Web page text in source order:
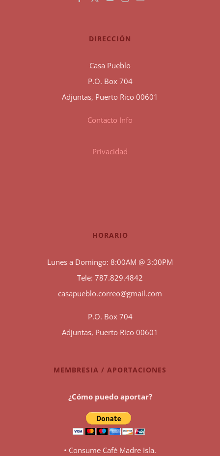
DIRECCIÓN
Casa Pueblo
P.O. Box 704
Adjuntas, Puerto Rico 00601
Contacto Info
Privacidad
HORARIO
Lunes a Domingo: 8:00AM @ 3:00PM
Tele: 787.829.4842
casapueblo.correo@gmail.com
P.O. Box 704
Adjuntas, Puerto Rico 00601
MEMBRESIA / APORTACIONES
¿Cómo puedo aportar?
• Consume Café Madre Isla.